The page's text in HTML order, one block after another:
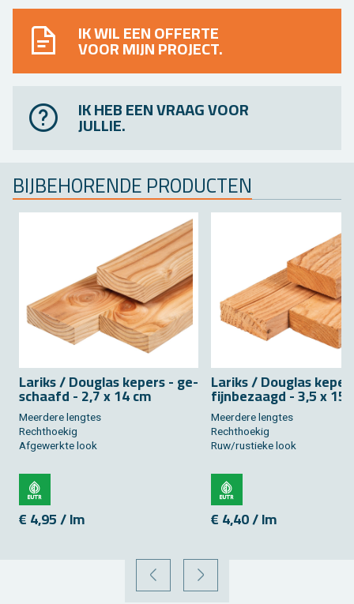
IK WIL EEN OFFERTE
VOOR MIJN PROJECT.
IK HEB EEN VRAAG VOOR
JULLIE.
BIJ­BE­HO­REN­DE PRO­DUC­TEN
La­riks / Dou­g­las ke­pers - ge­
schaafd - 2,7 x 14 cm
Meer­de­re leng­tes
Recht­hoe­kig
Af­ge­werk­te look
€ 4,95 / lm
La­riks / Dou­g­las
fijn­be­zaagd - 3,5 x 15
Meer­de­re leng­tes
Recht­hoe­kig
Ruw/rus­tie­ke look
€ 4,40 / lm
VORIGE VOLGENDE